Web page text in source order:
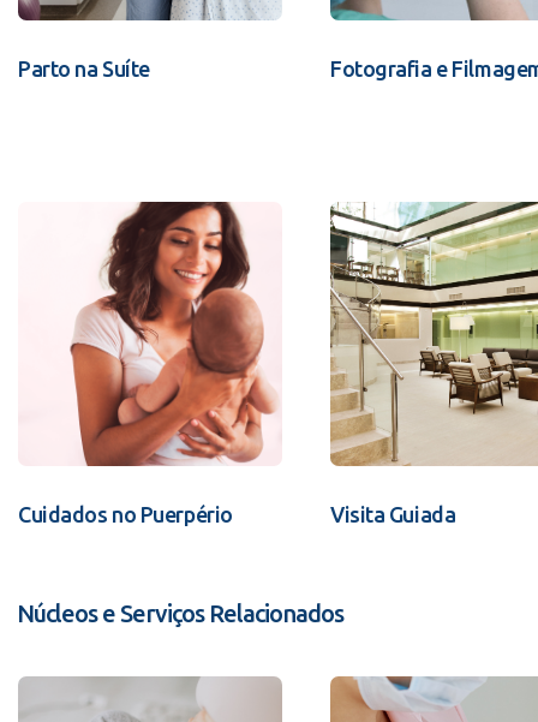
Parto na Suíte Fotografia e
Cuidados no Puerpério Visita Guiada
Núcleos e Serviços Relacionados